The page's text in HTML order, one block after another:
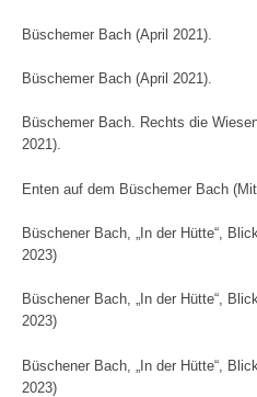
Büschemer Bach (April 2021).
Büschemer Bach (April 2021).
Büschemer Bach. Rechts die
2021).
Enten auf dem Büschemer Bach
Büschener Bach, „In der Hütte“,
2023)
Büschener Bach, „In der Hütte“,
2023)
Büschener Bach, „In der Hütte“,
2023)